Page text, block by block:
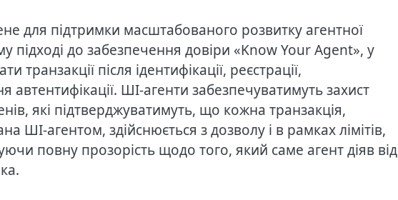
для підтримки масштабованого розвитку агентної
підході до забезпечення довіри «Know Your Agent», у
після ідентифікації, реєстрації,
ШІ-агенти забезпечуватимуть захист
які підтверджуватимуть, що кожна транзакція,
ШІ-агентом, здійснюється з дозволу і в рамках лімітів,
повну прозорість щодо того, який саме агент діяв від